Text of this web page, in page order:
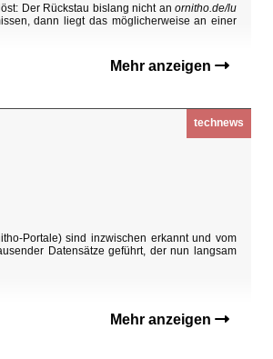
Der Rückstau bislang nicht an ornitho.de/lu
dann liegt das möglicherweise an einer
Mehr anzeigen
technews
Portale) sind inzwischen erkannt und vom
Datensätze geführt, der nun langsam
Mehr anzeigen